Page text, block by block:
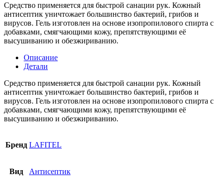
Средство применяется для быстрой санации рук. Кожный
антисептик уничтожает большинство бактерий, грибов и
вирусов. Гель изготовлен на основе изопропилового спирта с
добавками, смягчающими кожу, препятствующими её
высушиванию и обезжириванию.
Описание
Детали
Средство применяется для быстрой санации рук. Кожный
антисептик уничтожает большинство бактерий, грибов и
вирусов. Гель изготовлен на основе изопропилового спирта с
добавками, смягчающими кожу, препятствующими её
высушиванию и обезжириванию.
Бренд LAFITEL
Вид Антисептик